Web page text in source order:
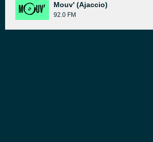
Mouv' (Ajaccio)
92.0 FM